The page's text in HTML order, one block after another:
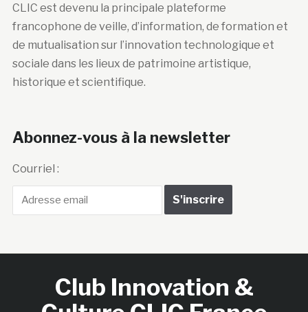
CLIC est devenu la principale plateforme
francophone de veille, d’information, de formation et
de mutualisation sur l’innovation technologique et
sociale dans les lieux de patrimoine artistique,
historique et scientifique.
Abonnez-vous à la newsletter
Courriel :
Club Innovation &